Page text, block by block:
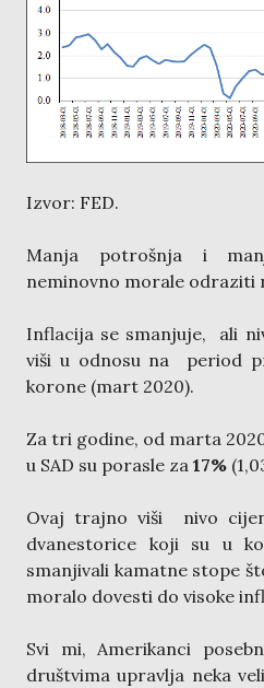
Izvor: FED.
Manja potrošnja i
neminovno morale odraziti
Inflacija se smanjuje, ali
viši u odnosu na period
korone (mart 2020).
Za tri godine, od marta
u SAD su porasle za 17%
Ovaj trajno viši nivo
dvanestorice koji su u
smanjivali kamatne stope
moralo dovesti do visoke
Svi mi, Amerikanci
društvima upravlja neka